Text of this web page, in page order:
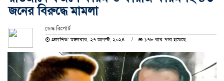
জনের বিরুদ্ধে মামলা
ডেস্ক রিপোর্ট
প্রকাশিত: মঙ্গলবার, ২৭ আগস্ট, ২০২৪
১৭৮ বার পড়া হয়েছে